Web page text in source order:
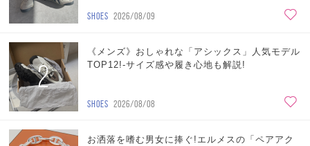
SHOES 2026/08/09
2
《メンズ》おしゃれな「アシックス」人気モデル
TOP12!-サイズ感や履き心地も解説!
SHOES 2026/08/08
お洒落を嗜む男女に捧ぐ!エルメスの「ペアアク